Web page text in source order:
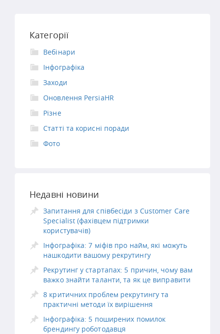
Категорії
Вебінари
Інфографіка
Заходи
Оновлення PersiaHR
Різне
Статті та корисні поради
Фото
Недавні новини
Запитання для співбесіди з Customer Care
Specialist (фахівцем підтримки
користувачів)
Інфографіка: 7 міфів про найм, які можуть
нашкодити вашому рекрутингу
Рекрутинг у стартапах: 5 причин, чому вам
важко знайти таланти, та як це виправити
8 критичних проблем рекрутингу та
практичні методи їх вирішення
Інфографіка: 5 поширених помилок
брендингу роботодавця